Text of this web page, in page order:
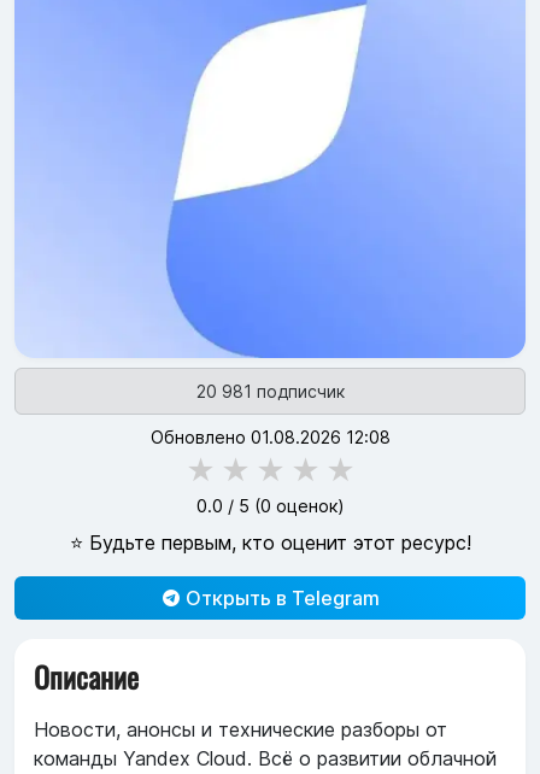
20 981 подписчик
Обновлено 01.08.2026 12:08
★ ★ ★ ★ ★
0.0 / 5 (0 оценок)
⭐ Будьте первым, кто оценит этот ресурс!
Открыть в Telegram
Описание
Новости, анонсы и технические разборы от
команды Yandex Cloud. Всё о развитии облачной